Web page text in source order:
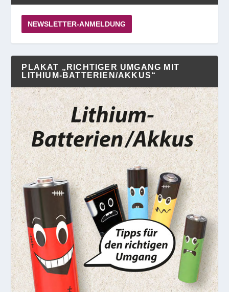
NEWSLETTER-ANMELDUNG
PLAKAT „RICHTIGER UMGANG MIT
LITHIUM-BATTERIEN/AKKUS“